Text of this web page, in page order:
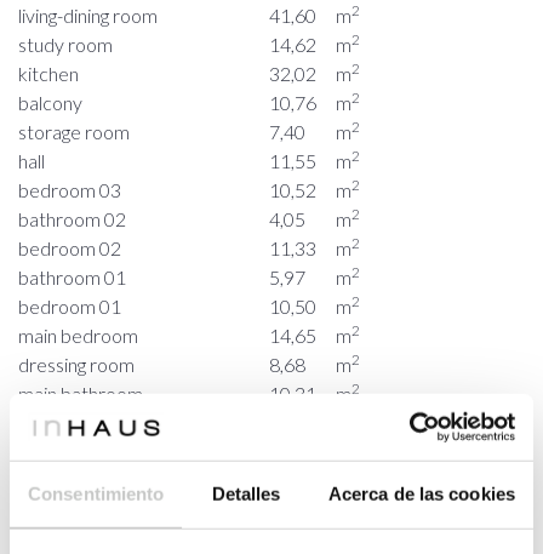
Consentimiento Detalles Acerca de las cookies
living-dining room 41,60 m2
study room 14,62 m2
kitchen 32,02 m2
balcony 10,76 m2
storage room 7,40 m2
hall 11,55 m2
bedroom 03 10,52 m2
bathroom 02 4,05 m2
bedroom 02 11,33 m2
bathroom 01 5,97 m2
bedroom 01 10,50 m2
main bedroom 14,65 m2
dressing room 8,68 m2
main bathroom 10,31 m2
PORCHE
m
2
2